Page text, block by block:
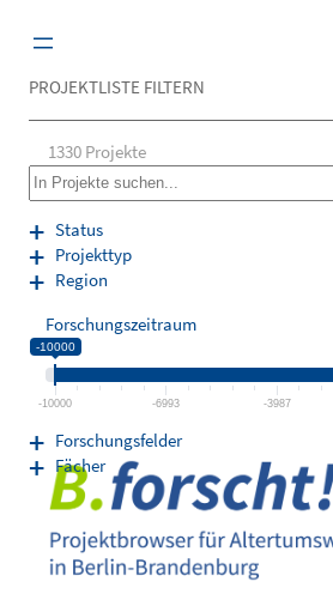
Inhalt
PROJEKTLISTE FILTERN
1330 Projekte
S
e
a
r
c
Status
Projekttyp
Region
Forschungszeitraum
-10000
-10000 -6993 -3987
Forschungsfelder
Fächer